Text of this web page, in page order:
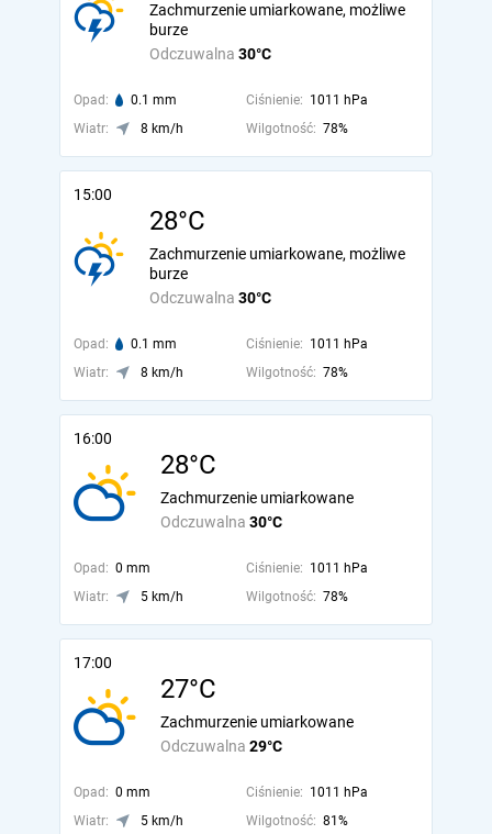
Odczuwalna 30°C
Zachmurzenie umiarkowane, możliwe
burze
Opad: 0.1 mm Ciśnienie: 1011 hPa
Wiatr:
8 km/h Wilgotność: 78%
15:00
28°C
Odczuwalna 30°C
Zachmurzenie umiarkowane, możliwe
burze
Opad: 0.1 mm Ciśnienie: 1011 hPa
Wiatr:
8 km/h Wilgotność: 78%
16:00
28°C
Odczuwalna 30°C
Zachmurzenie umiarkowane
Opad: 0 mm Ciśnienie: 1011 hPa
Wiatr:
5 km/h Wilgotność: 78%
17:00
27°C
Odczuwalna 29°C
Zachmurzenie umiarkowane
Opad: 0 mm Ciśnienie: 1011 hPa
Wiatr:
5 km/h Wilgotność: 81%